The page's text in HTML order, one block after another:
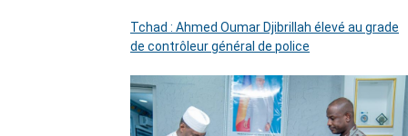
Tchad : Ahmed Oumar Djibrillah élevé au grade
de contrôleur général de police